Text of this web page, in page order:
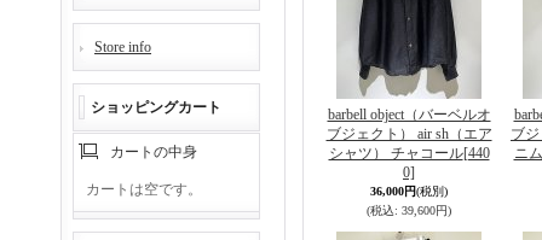
Store info
ショッピングカート
カートの中身
カートは空です。
barbell object（バーベルオ
ブジェクト） air sh（エア
シャツ） チャコール[440
0]
36,000円(税別)
(税込: 39,600円)
ブ
ニ